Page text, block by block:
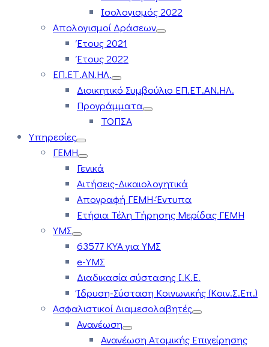
Ισολογισμός 2022
Απολογισμοί Δράσεων
Έτους 2021
Έτους 2022
ΕΠ.ΕΤ.ΑΝ.ΗΛ.
Διοικητικό Συμβούλιο ΕΠ.ΕΤ.ΑΝ.ΗΛ.
Προγράμματα
ΤΟΠΣΑ
Υπηρεσίες
ΓΕΜΗ
Γενικά
Αιτήσεις-Δικαιολογητικά
Απογραφή ΓΕΜΗ-Έντυπα
Ετήσια Τέλη Τήρησης Μερίδας ΓΕΜΗ
ΥΜΣ
63577 ΚΥΑ για ΥΜΣ
e-ΥΜΣ
Διαδικασία σύστασης Ι.Κ.Ε.
Ίδρυση-Σύσταση Κοινωνικής (Κοιν.Σ.Επ.)
Ασφαλιστικοί Διαμεσολαβητές
Ανανέωση
Ανανέωση Ατομικής Επιχείρησης